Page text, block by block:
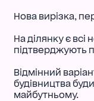
Нова вирізка,
На ділянку є всі
підтверджують
Відмінний
будівництва
майбутньому.